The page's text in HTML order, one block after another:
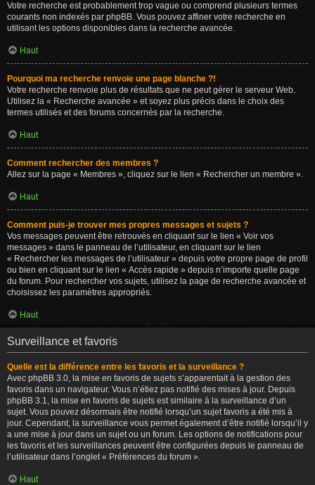
Votre recherche est probablement trop vague ou comprend plusieurs termes
courants non indexés par phpBB. Vous pouvez affiner votre recherche en
utilisant les options disponibles dans la recherche avancée.
Haut
Pourquoi ma recherche renvoie une page blanche ?!
Votre recherche renvoie plus de résultats que ne peut gérer le serveur Web.
Utilisez la « Recherche avancée » et soyez plus précis dans le choix des
termes utilisés et des forums concernés par la recherche.
Haut
Comment rechercher des membres ?
Allez sur la page « Membres », cliquez sur le lien « Rechercher un membre ».
Haut
Comment puis-je trouver mes propres messages et sujets ?
Vos messages peuvent être retrouvés en cliquant sur le lien « Voir vos
messages » dans le panneau de l’utilisateur, en cliquant sur le lien
« Rechercher les messages de l’utilisateur » depuis votre propre page de profil
ou bien en cliquant sur le lien « Accès rapide » depuis n’importe quelle page
du forum. Pour rechercher vos sujets, utilisez la page de recherche avancée et
choisissez les paramètres appropriés.
Haut
Surveillance et favoris
Quelle est la différence entre les favoris et la surveillance ?
Avec phpBB 3.0, la mise en favoris de sujets s’apparentait à la gestion des
favoris dans un navigateur. Vous n’étiez pas notifié des mises à jour. Depuis
phpBB 3.1, la mise en favoris de sujets est similaire à la surveillance d’un
sujet. Vous pouvez désormais être notifié lorsqu’un sujet favoris a été mis à
jour. Cependant, la surveillance vous permet également d’être notifié lorsqu’il y
a une mise à jour dans un sujet ou un forum. Les options de notifications pour
les favoris et les surveillances peuvent être configurées depuis le panneau de
l’utilisateur dans l’onglet « Préférences du forum ».
Haut